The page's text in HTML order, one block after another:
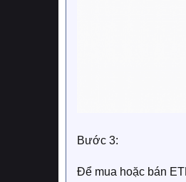
Bước 3:
Để mua hoặc bán